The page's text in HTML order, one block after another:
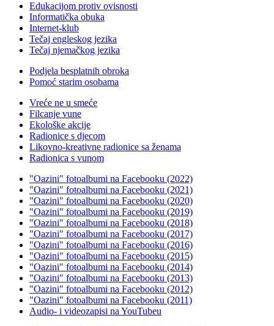
Edukacijom protiv ovisnosti
Informatička obuka
Internet-klub
Tečaj engleskog jezika
Tečaj njemačkog jezika
Podjela besplatnih obroka
Pomoć starim osobama
Vreće ne u smeće
Filcanje vune
Ekološke akcije
Radionice s djecom
Likovno-kreativne radionice sa ženama
Radionica s vunom
"Oazini" fotoalbumi na Facebooku (2022)
"Oazini" fotoalbumi na Facebooku (2021)
"Oazini" fotoalbumi na Facebooku (2020)
"Oazini" fotoalbumi na Facebooku (2019)
"Oazini" fotoalbumi na Facebooku (2018)
"Oazini" fotoalbumi na Facebooku (2017)
"Oazini" fotoalbumi na Facebooku (2016)
"Oazini" fotoalbumi na Facebooku (2015)
"Oazini" fotoalbumi na Facebooku (2014)
"Oazini" fotoalbumi na Facebooku (2013)
"Oazini" fotoalbumi na Facebooku (2012)
"Oazini" fotoalbumi na Facebooku (2011)
Audio- i videozapisi na YouTubeu